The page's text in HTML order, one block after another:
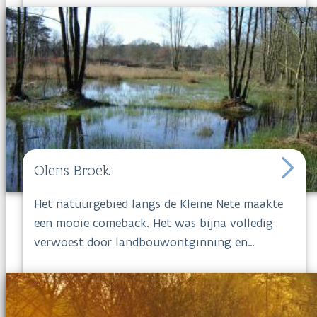
vzw De Notelaer. Bekijk zeker hun website voor
de actuele informatie.Nadien kan je iets drinken
op het terras of cafetaria van de Notelaer.
Olens Broek
Het natuurgebied langs de Kleine Nete maakte
een mooie comeback. Het was bijna volledig
verwoest door landbouwontginning en
volle bloei. HetOlens Broekbestaat uit
verschillende deelgebieden die samen één